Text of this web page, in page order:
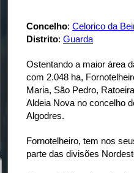
Concelho: Celorico da
Distrito: Guarda
Ostentando a maior área
com 2.048 ha,
Maria, São Pedro,
Aldeia Nova no concelho
Algodres.
Fornotelheiro, tem nos
parte das divisões